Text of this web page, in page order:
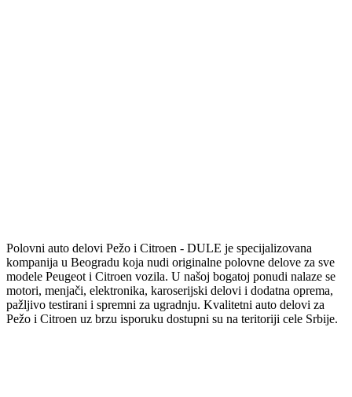
Polovni auto delovi Pežo i Citroen - DULE je specijalizovana
kompanija u Beogradu koja nudi originalne polovne delove za sve
modele Peugeot i Citroen vozila. U našoj bogatoj ponudi nalaze se
motori, menjači, elektronika, karoserijski delovi i dodatna oprema,
pažljivo testirani i spremni za ugradnju. Kvalitetni auto delovi za
Pežo i Citroen uz brzu isporuku dostupni su na teritoriji cele Srbije.